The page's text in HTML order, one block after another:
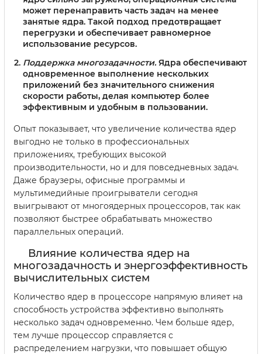
может перенаправить часть задач на менее
занятые ядра. Такой подход предотвращает
перегрузки и обеспечивает равномерное
использование ресурсов.
Поддержка многозадачности. Ядра обеспечивают
одновременное выполнение нескольких
приложений без значительного снижения
скорости работы, делая компьютер более
эффективным и удобным в пользовании.
Опыт показывает, что увеличение количества ядер
выгодно не только в профессиональных
приложениях, требующих высокой
производительности, но и для повседневных задач.
Даже браузеры, офисные программы и
мультимедийные проигрыватели сегодня
выигрывают от многоядерных процессоров, так как
позволяют быстрее обрабатывать множество
параллельных операций.
Влияние количества ядер на
многозадачность и энергоэффективность
вычислительных систем
Количество ядер в процессоре напрямую влияет на
способность устройства эффективно выполнять
несколько задач одновременно. Чем больше ядер,
тем лучше процессор справляется с
распределением нагрузки, что повышает общую